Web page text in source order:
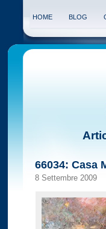
HOME BLOG
66034: Casa
8 Settembre 2009